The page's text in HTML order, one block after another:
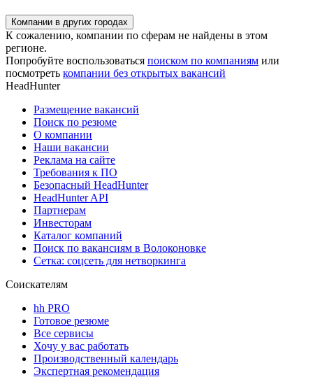
Компании в других городах
К сожалению, компании по сферам не найдены в этом
регионе.
Попробуйте воспользоваться поиском по компаниям или
посмотреть компании без открытых вакансий
HeadHunter
Размещение вакансий
Поиск по резюме
О компании
Наши вакансии
Реклама на сайте
Требования к ПО
Безопасный HeadHunter
HeadHunter API
Партнерам
Инвесторам
Каталог компаний
Поиск по вакансиям в Волоконовке
Сетка: соцсеть для нетворкинга
Соискателям
hh PRO
Готовое резюме
Все сервисы
Хочу у вас работать
Производственный календарь
Экспертная рекомендация